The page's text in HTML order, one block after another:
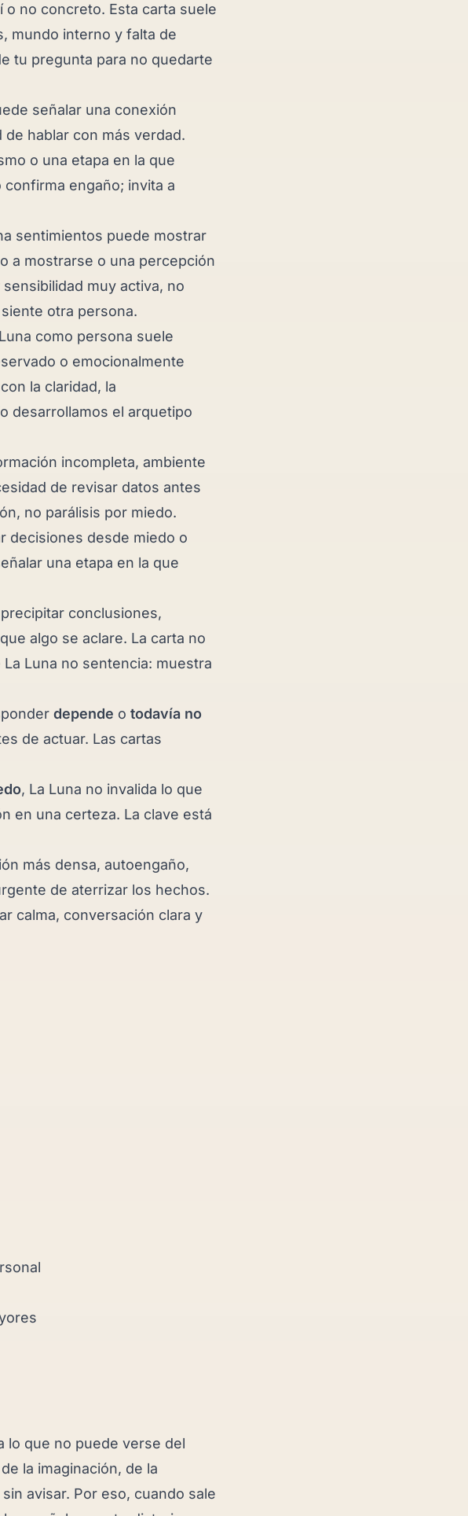
no concreto. Esta carta suele
mundo interno y falta de
tu pregunta para no quedarte
señalar una conexión
hablar con más verdad.
o una etapa en la que
engaño; invita a
sentimientos puede mostrar
a mostrarse o una percepción
muy activa, no
otra persona.
como persona suele
o emocionalmente
la claridad, la
desarrollamos el arquetipo
incompleta, ambiente
de revisar datos antes
no parálisis por miedo.
decisiones desde miedo o
una etapa en la que
conclusiones,
algo se aclare. La carta no
Luna no sentencia: muestra
depende o todavía no
de actuar. Las cartas
, La Luna no invalida lo que
en una certeza. La clave está
más densa, autoengaño,
de aterrizar los hechos.
calma, conversación clara y
lo que no puede verse del
la imaginación, de la
avisar. Por eso, cuando sale